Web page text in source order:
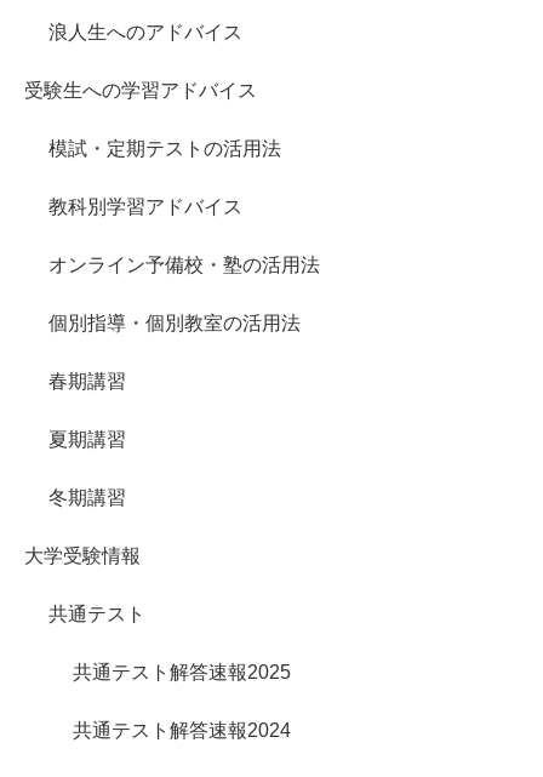
浪人生へのアドバイス
受験生への学習アドバイス
模試・定期テストの活用法
教科別学習アドバイス
オンライン予備校・塾の活用法
個別指導・個別教室の活用法
春期講習
夏期講習
冬期講習
大学受験情報
共通テスト
共通テスト解答速報2025
共通テスト解答速報2024